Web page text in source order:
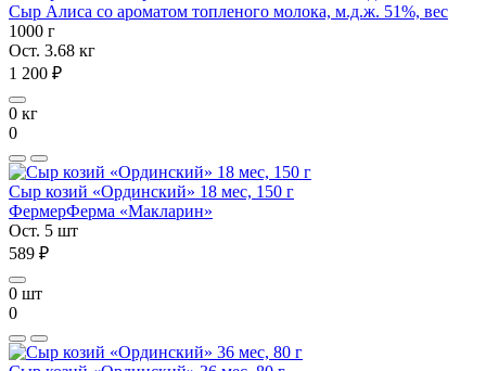
Сыр Алиса со ароматом топленого молока, м.д.ж. 51%, вес
1000 г
Ост. 3.68 кг
1 200 ₽
0 кг
0
Сыр козий «Ординский» 18 мес, 150 г
ФермерФерма «Макларин»
Ост. 5 шт
589 ₽
0 шт
0